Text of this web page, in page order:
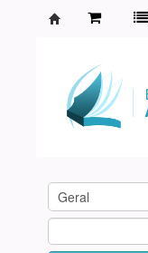
Agamenon
Magalhães